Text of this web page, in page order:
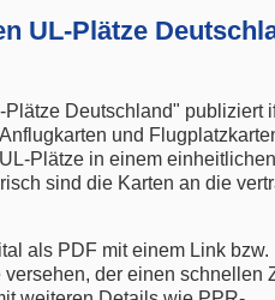
UL-Plätze
Deutschland" publiziert
Anflugkarten und
Plätze in einem einheitlichen
sind die Karten an die
als PDF mit einem Link bzw.
versehen, der einen schnellen